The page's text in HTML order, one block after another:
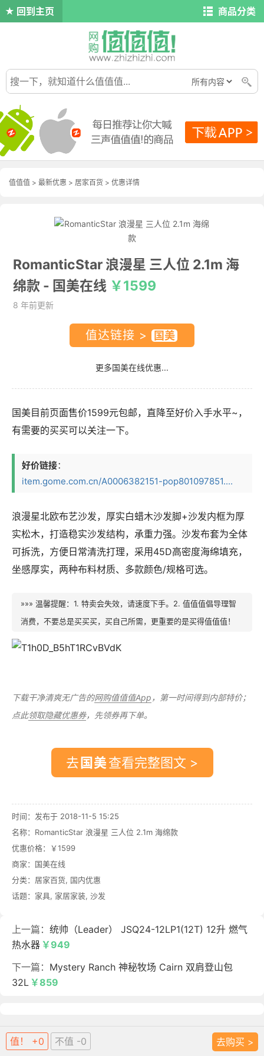
回到主页 商品分类
值值值 > 最新优惠 > 居家百货 > 优惠详情
RomanticStar 浪漫星 三人位 2.1m 海
绵款 - 国美在线 ￥1599
8 年前更新
值达链接 >
更多国美在线优惠...
国美目前页面售价1599元包邮，直降至好价入手水平~，
有需要的买买可以关注一下。
好价链接：
item.gome.com.cn/A0006382151-pop801097851....
浪漫星北欧布艺沙发，厚实白蜡木沙发脚+沙发内框为厚
实松木，打造稳实沙发结构，承重力强。沙发布套为全体
可拆洗，方便日常清洗打理，采用45D高密度海绵填充，
坐感厚实，两种布料材质、多款颜色/规格可选。
»»» 温馨提醒：1. 特卖会失效，请速度下手。2. 值值值倡导理智
消费，不要总是买买买，买自己所需，更重要的是买得值值值！
下载干净清爽无广告的网购值值值App ，第一时间得到内部特价；
点此领取隐藏优惠券，先领券再下单。
去 查看完整图文 >
时间：发布于 2018-11-5 15:25
名称： RomanticStar 浪漫星 三人位 2.1m 海绵款
优惠价格：
￥1599
商家： 国美在线
分类： 居家百货, 国内优惠
话题： 家具, 家居家装, 沙发
上一篇： 统帅（Leader） JSQ24-12LP1(12T) 12升 燃气
热水器 ￥949
下一篇： Mystery Ranch 神秘牧场 Cairn 双肩登山包
32L ￥859
值！ +0 不值 -0 去购买 >